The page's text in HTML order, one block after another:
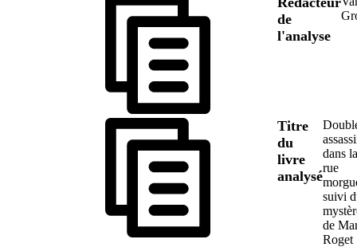
de
l'analyse
Titre
du
livre
analysé
dans la
rue
suivi
de
Roget